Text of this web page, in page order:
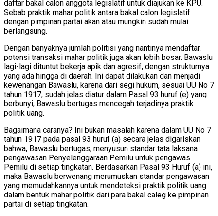
daftar bakal calon anggota legislatif untuk diajukan ke KPU.
Sebab praktik mahar politik antara bakal calon legislatif
dengan pimpinan partai akan atau mungkin sudah mulai
berlangsung.
Dengan banyaknya jumlah politisi yang nantinya mendaftar,
potensi transaksi mahar politik juga akan lebih besar. Bawaslu
lagi-lagi dituntut bekerja apik dan agresif, dengan strukturnya
yang ada hingga di daerah. Ini dapat dilakukan dan menjadi
kewenangan Bawaslu, karena dari segi hukum, sesuai UU No 7
tahun 1917, sudah jelas diatur dalam Pasal 93 huruf (e) yang
berbunyi; Bawaslu bertugas mencegah terjadinya praktik
politik uang.
Bagaimana caranya? Ini bukan masalah karena dalam UU No 7
tahun 1917 pada pasal 93 huruf (a) secara jelas digariskan
bahwa, Bawaslu bertugas, menyusun standar tata laksana
pengawasan Penyelenggaraan Pemilu untuk pengawas
Pemilu di setiap tingkatan. Berdasarkan Pasal 93 Huruf (a) ini,
maka Bawaslu berwenang merumuskan standar pengawasan
yang memudahkannya untuk mendeteksi praktik politik uang
dalam bentuk mahar politik dari para bakal caleg ke pimpinan
partai di setiap tingkatan.